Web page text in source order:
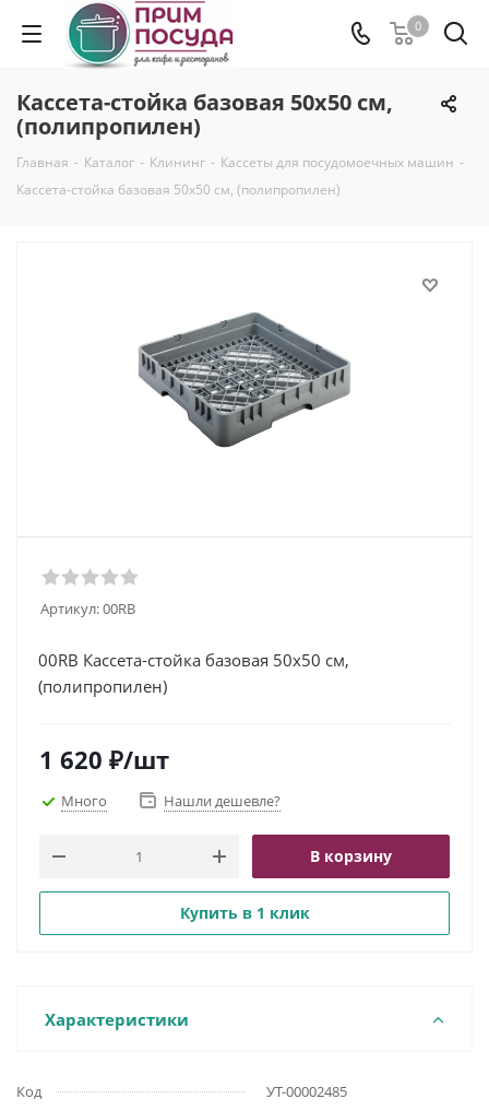
0
Кассета-стойка базовая 50х50 см,
(полипропилен)
Главная - Каталог - Клининг - Кассеты для посудомоечных машин -
Кассета-стойка базовая 50х50 см, (полипропилен)
Артикул:00RB
00RB Кассета-стойка базовая 50х50 см,
(полипропилен)
1 620 ₽/шт
Много Нашли дешевле?
В корзину
Купить в 1 клик
Характеристики
Код
УТ-00002485